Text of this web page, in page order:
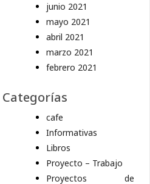
junio 2021
mayo 2021
abril 2021
marzo 2021
febrero 2021
Categorías
cafe
Informativas
Libros
Proyecto – Trabajo
Proyectos de